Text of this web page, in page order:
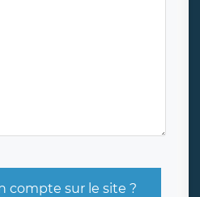
compte sur le site ?